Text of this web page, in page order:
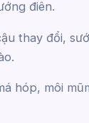
điên.
thay đổi,
hóp, môi